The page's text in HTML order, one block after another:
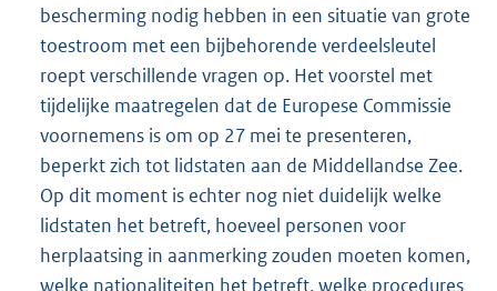
bescherming nodig hebben in een situatie van grote
toestroom met een bijbehorende verdeelsleutel
roept verschillende vragen op. Het voorstel met
tijdelijke maatregelen dat de Europese Commissie
voornemens is om op 27 mei te presenteren,
beperkt zich tot lidstaten aan de Middellandse Zee.
Op dit moment is echter nog niet duidelijk welke
lidstaten het betreft, hoeveel personen voor
herplaatsing in aanmerking zouden moeten komen,
welke nationaliteiten het betreft, welke procedures